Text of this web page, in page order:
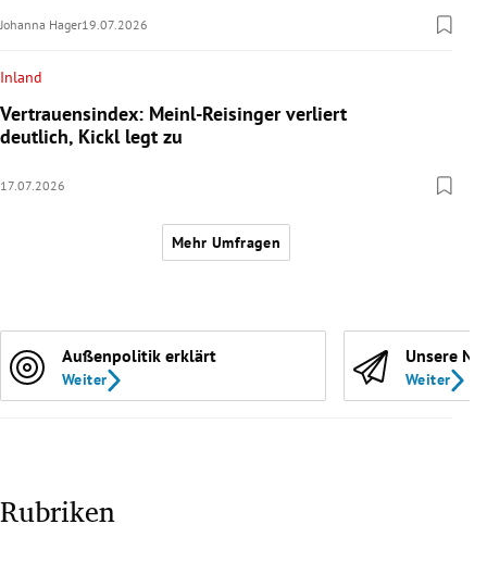
Johanna Hager19.07.2026
Inland
Vertrauensindex: Meinl-Reisinger verliert
deutlich, Kickl legt zu
17.07.2026
Mehr Umfragen
Außenpolitik erklärt
Weiter
Unsere
Weiter
Rubriken